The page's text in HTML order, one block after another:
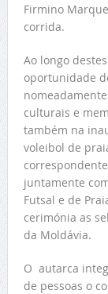
Firmino
corrida.
Ao longo
oportunidade
culturais e
também na
voleibol de
juntamente
Futsal e de
cerimónia as
da Moldávia.
O autarca
de pessoas o